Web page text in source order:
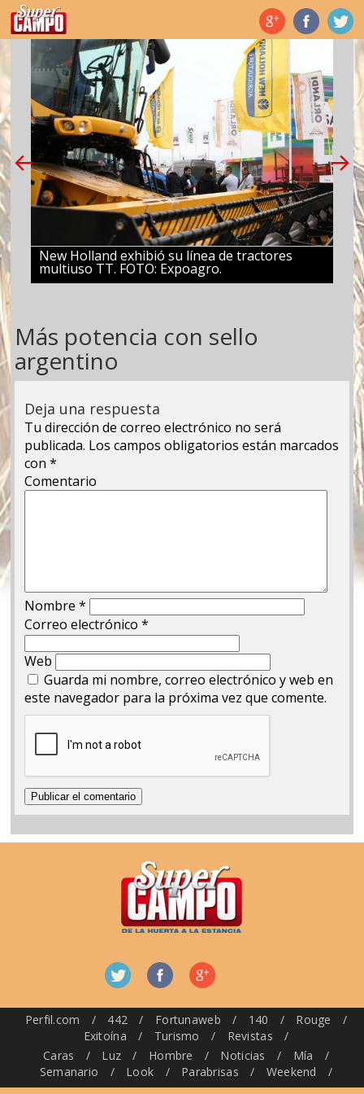
Temas de hoy
New Holland exhibió su línea de tractores
multiuso TT. FOTO: Expoagro.
Más potencia con sello
argentino
Deja una respuesta
Tu dirección de correo electrónico no será
publicada. Los campos obligatorios están marcados
con*
Comentario
Nombre*
Correo electrónico*
Web
Guarda mi nombre, correo electrónico y web en
este navegador para la próxima vez que comente.
Perfil.com / 442 / Fortunaweb / 140 / Rouge
/
Exitoína
/ Turismo / Revistas
/
Caras
/ Luz / Hombre / Noticias / Mía
/
Semanario
/ Look / Parabrisas / Weekend /